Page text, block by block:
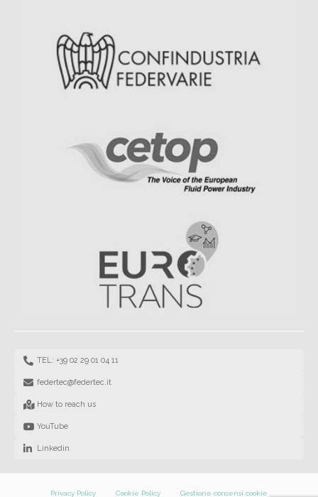
TEL: +39 02 29 01 04 11
federtec@federtec.it
How to reach us
YouTube
Linkedin
Privacy Policy Cookie Policy Gestione consensi cookie